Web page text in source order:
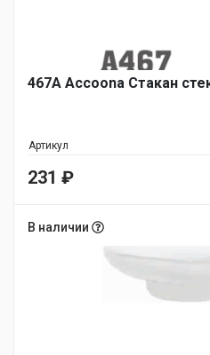
467A Accoona Стакан
Артикул
231 ₽
В наличии